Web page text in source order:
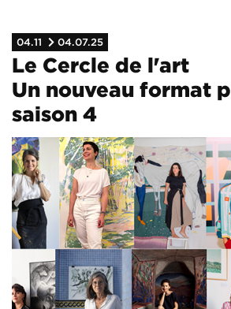
04.11 04.07.25
Le Cercle de l'art
Un nouveau format
saison 4